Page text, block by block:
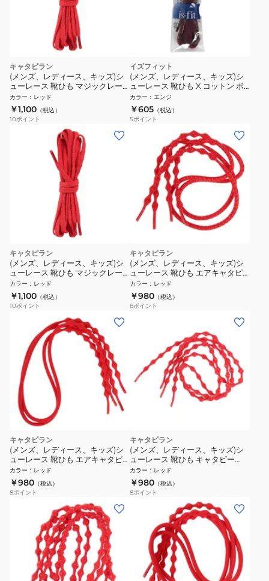
キャタピラン
(メンズ、レディース、キッズ)シ
ューレース 靴ひも マジックレー
ス 2.0 95cm レッド M2-95-RED
カラー ： レッド
￥1,100 （税込）
10ポイント
イズフィット
(メンズ、レディース、キッズ)シ
ューレース 靴ひも X コットン ボ
ルドー 130cm
カラー ： エンジ
￥605 （税込）
5ポイント
キャタピラン
(メンズ、レディース、キッズ)シ
ューレース 靴ひも マジックレー
ス 2.0 110cm レッド M2-110-RED
カラー ： レッド
￥1,100 （税込）
10ポイント
キャタピラン
(メンズ、レディース、キッズ)シ
ューレース 靴ひも エアキャタピ
ーRF55cm CAR55-7RSR
カラー ： レッド
￥980 （税込）
8ポイント
キャタピラン
(メンズ、レディース、キッズ)シ
ューレース 靴ひも エアキャタピ
ー55cm CAR55-7SR
カラー ： レッド
￥980 （税込）
8ポイント
キャタピラン
(メンズ、レディース、キッズ)シ
ューレース 靴ひも キャタピー
RF60cm C60-7RSR
カラー ： レッド
￥980 （税込）
8ポイント